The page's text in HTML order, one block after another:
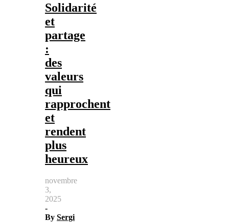
Solidarité
et
partage
:
des
valeurs
qui
rapprochent
et
rendent
plus
heureux
novembre
3,
2025
-
By Sergi